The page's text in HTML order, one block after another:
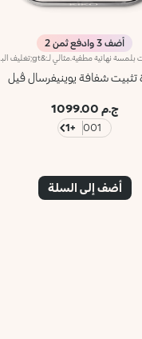
أضف 3 وادفع ثمن 2
تثبيت شفافة يوينيفرسال ڤيل
ج.م 1099.00
001
+1
أضف إلى السلة